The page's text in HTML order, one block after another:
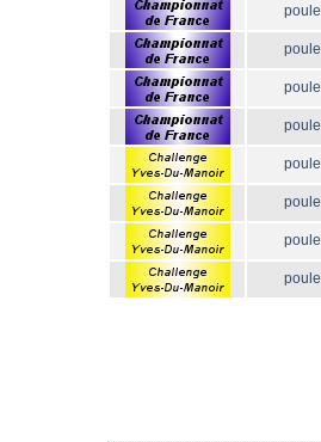
poule
poule
poule
poule
poule
poule
poule
poule